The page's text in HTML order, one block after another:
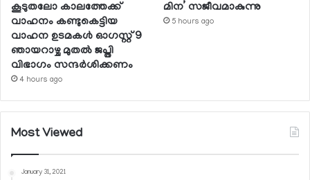
കൂടുതലോ കാലത്തേക്ക്
വാഹനം കണ്ടുകെട്ടിയ
വാഹന ഉടമകള്‍ ഓഗസ്റ്റ് 9
ഞായറാഴ്ച മുതല്‍ ജപ്തി
വിഭാഗം സന്ദര്‍ശിക്കണം
4 hours ago
മിന’ സജീവമാകുന്നു
5 hours ago
Most Viewed
January 31, 2021